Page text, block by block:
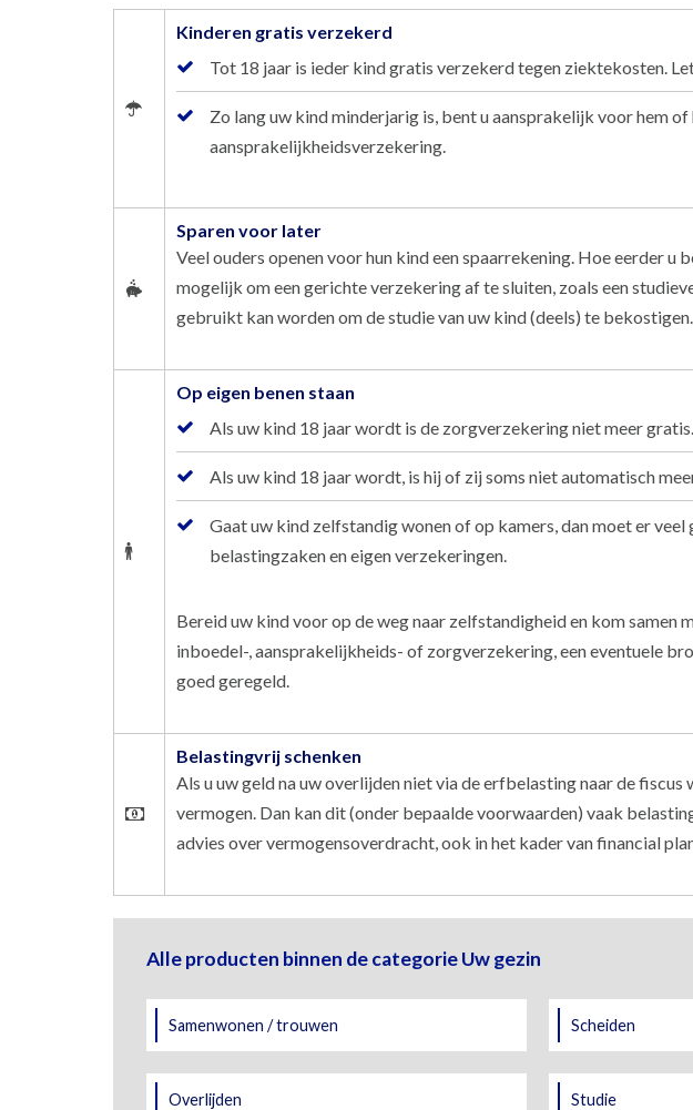
Kinderen gratis verzekerd
Tot 18 jaar is ieder kind gratis verzekerd tegen ziektekosten.
Zo lang uw kind minderjarig is, bent u aansprakelijk voor hem
aansprakelijkheidsverzekering.
Sparen voor later
Veel ouders openen voor hun kind een spaarrekening. Hoe eerder
mogelijk om een gerichte verzekering af te sluiten, zoals een
gebruikt kan worden om de studie van uw kind (deels) te bekostigen.
Op eigen benen staan
Als uw kind 18 jaar wordt is de zorgverzekering niet meer gratis.
Als uw kind 18 jaar wordt, is hij of zij soms niet automatisch
Gaat uw kind zelfstandig wonen of op kamers, dan moet er
belastingzaken en eigen verzekeringen.
Bereid uw kind voor op de weg naar zelfstandigheid en kom samen
inboedel-, aansprakelijkheids- of zorgverzekering, een eventuele
goed geregeld.
Belastingvrij schenken
Als u uw geld na uw overlijden niet via de erfbelasting naar de
vermogen. Dan kan dit (onder bepaalde voorwaarden) vaak
advies over vermogensoverdracht, ook in het kader van financial
Alle producten binnen de categorie Uw gezin
Samenwonen / trouwen Scheiden
Overlijden Studie